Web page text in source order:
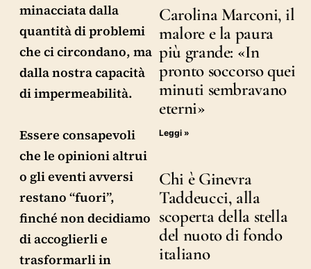
minacciata dalla
quantità di problemi
che ci circondano, ma
dalla nostra capacità
di impermeabilità.
Essere consapevoli
che le opinioni altrui
o gli eventi avversi
restano “fuori”,
finché non decidiamo
di accoglierli e
trasformarli in
Carolina Marconi, il
malore e la paura
più grande: «In
pronto soccorso quei
minuti sembravano
eterni»
Leggi »
Chi è Ginevra
Taddeucci, alla
scoperta della stella
del nuoto di fondo
italiano